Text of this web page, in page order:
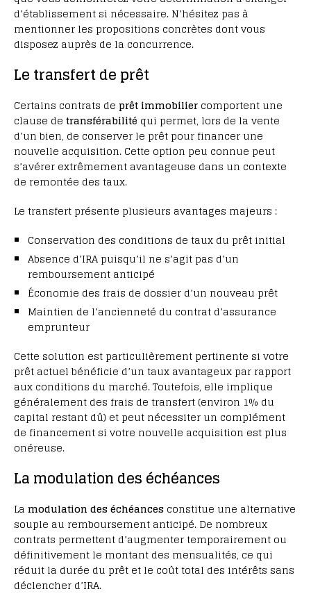
d’établissement si nécessaire. N’hésitez pas à
mentionner les propositions concrètes dont vous
disposez auprès de la concurrence.
Le transfert de prêt
Certains contrats de prêt immobilier comportent une
clause de transférabilité qui permet, lors de la vente
d’un bien, de conserver le prêt pour financer une
nouvelle acquisition. Cette option peu connue peut
s’avérer extrêmement avantageuse dans un contexte
de remontée des taux.
Le transfert présente plusieurs avantages majeurs :
Conservation des conditions de taux du prêt initial
Absence d’IRA puisqu’il ne s’agit pas d’un
remboursement anticipé
Économie des frais de dossier d’un nouveau prêt
Maintien de l’ancienneté du contrat d’assurance
emprunteur
Cette solution est particulièrement pertinente si votre
prêt actuel bénéficie d’un taux avantageux par rapport
aux conditions du marché. Toutefois, elle implique
généralement des frais de transfert (environ 1% du
capital restant dû) et peut nécessiter un complément
de financement si votre nouvelle acquisition est plus
onéreuse.
La modulation des échéances
La modulation des échéances constitue une alternative
souple au remboursement anticipé. De nombreux
contrats permettent d’augmenter temporairement ou
définitivement le montant des mensualités, ce qui
réduit la durée du prêt et le coût total des intérêts sans
déclencher d’IRA.